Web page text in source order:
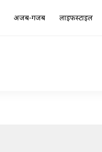
अजब-गजब लाइफस्टाइल